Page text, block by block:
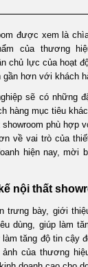
ÁN
VĂN
PHÒNG
ÁN
được xem là
của thương
chủ lực của hoạt
hơn với khách
sẽ có những
hàng mục tiêu
phù hợp
về vai trò của
hiện nay, mời
nội thất
trưng bày, giới
dùng, giúp làm
tăng độ tin cậy
của thương